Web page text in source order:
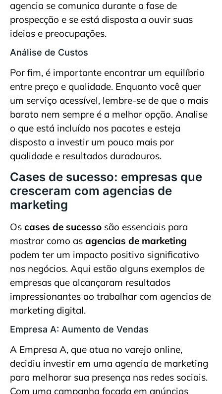
agencia se comunica durante a fase de
prospecção e se está disposta a ouvir suas
ideias e preocupações.
Análise de Custos
Por fim, é importante encontrar um equilíbrio
entre preço e qualidade. Enquanto você quer
um serviço acessível, lembre-se de que o mais
barato nem sempre é a melhor opção. Analise
o que está incluído nos pacotes e esteja
disposto a investir um pouco mais por
qualidade e resultados duradouros.
Cases de sucesso: empresas que
cresceram com agencias de
marketing
Os cases de sucesso são essenciais para
mostrar como as agencias de marketing
podem ter um impacto positivo significativo
nos negócios. Aqui estão alguns exemplos de
empresas que alcançaram resultados
impressionantes ao trabalhar com agencias de
marketing digital.
Empresa A: Aumento de Vendas
A Empresa A, que atua no varejo online,
decidiu investir em uma agencia de marketing
para melhorar sua presença nas redes sociais.
Com uma campanha focada em anúncios